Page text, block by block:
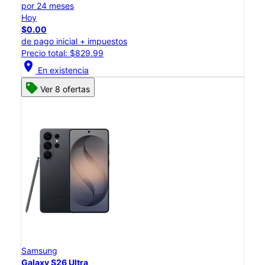
por 24 meses
Hoy
$0.00
de pago inicial + impuestos
Precio total: $829.99
location_on En existencia
Ver 8 ofertas
Samsung
Galaxy S26 Ultra